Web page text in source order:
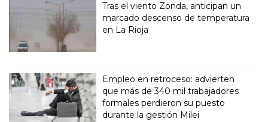
Tras el viento Zonda, anticipan un
marcado descenso de temperatura
en La Rioja
Empleo en retroceso: advierten
que más de 340 mil trabajadores
formales perdieron su puesto
durante la gestión Milei